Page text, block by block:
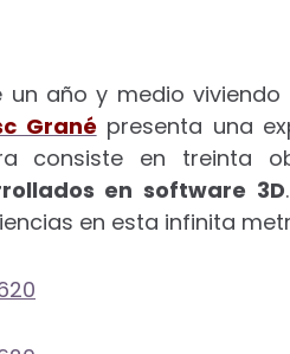
un año y medio
Grané presenta una
consiste en treinta
en software 3D
en esta infinita